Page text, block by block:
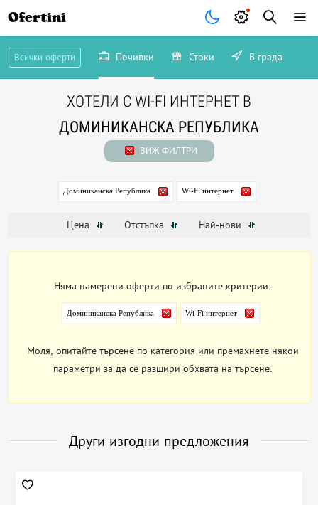
Ofertini
Всички оферти Почивки Стоки В града
ХОТЕЛИ С WI-FI ИНТЕРНЕТ В
ДОМИНИКАНСКА РЕПУБЛИКА
ВИЖ ФИЛТРИ
Доминиканска Република Wi-Fi интернет
Цена Отстъпка Най-нови
Няма намерени оферти по избраните критерии:
Доминиканска Република Wi-Fi интернет
Моля, опитайте търсене по категория или премахнете някои
параметри за да се разшири обхвата на търсене.
Други изгодни предложения